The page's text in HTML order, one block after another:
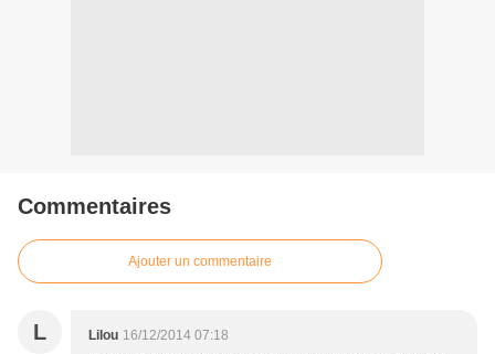
Commentaires
Ajouter un commentaire
L Lilou 16/12/2014 07:18